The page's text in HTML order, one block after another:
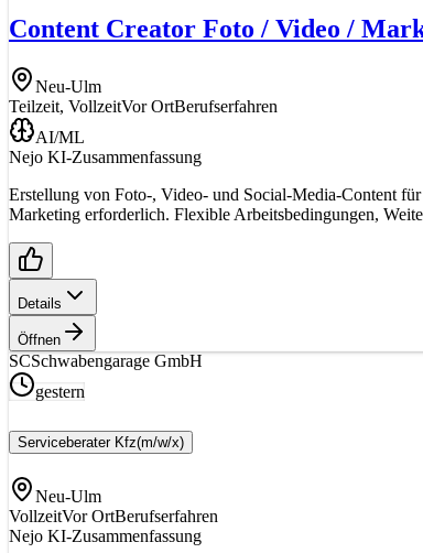
Content Creator Foto / Video /
Neu-Ulm
Teilzeit, VollzeitVor OrtBerufserfahren
AI/ML
Nejo KI-Zusammenfassung
Erstellung von Foto-, Video- und Social-Media-Content
Marketing erforderlich. Flexible Arbeitsbedingungen,
Details
Öffnen
SCSchwabengarage GmbH
gestern
Serviceberater Kfz(m/w/x)
Neu-Ulm
VollzeitVor OrtBerufserfahren
Nejo KI-Zusammenfassung